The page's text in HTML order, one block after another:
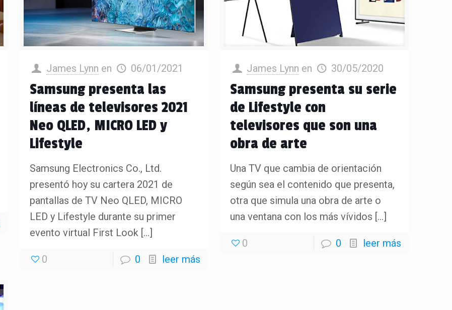
James Lynn en 06/01/2021
Samsung presenta las
líneas de televisores 2021
Neo QLED, MICRO LED y
Lifestyle
Samsung Electronics Co., Ltd.
presentó hoy su cartera 2021 de
pantallas de TV Neo QLED, MICRO
LED y Lifestyle durante su primer
evento virtual First Look[…]
0 0 leer más
James Lynn en 30/05/2020
Samsung presenta su serie
de Lifestyle con
televisores que son una
obra de arte
Una TV que cambia de orientación
según sea el contenido que presenta,
otra que simula una obra de arte o
una ventana con los más vívidos […]
0 0 leer más